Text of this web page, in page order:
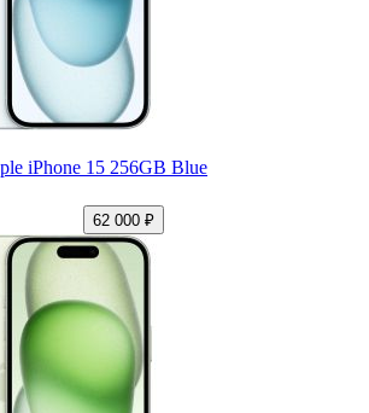
iPhone 15 256GB Blue
62 000 ₽